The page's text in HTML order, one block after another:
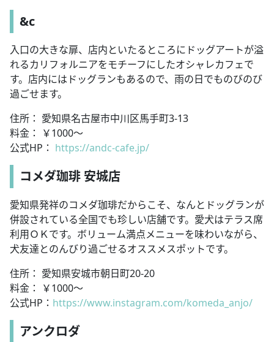
&c
入口の大きな扉、店内といたるところにドッグアートが溢
れるカリフォルニアをモチーフにしたオシャレカフェで
す。店内にはドッグランもあるので、雨の日でものびのび
過ごせます。
住所： 愛知県名古屋市中川区馬手町3-13
料金： ￥1000～
公式HP： https://andc-cafe.jp/
コメダ珈琲 安城店
愛知県発祥のコメダ珈琲だからこそ、なんとドッグランが
併設されている全国でも珍しい店舗です。愛犬はテラス席
利用ＯＫです。ボリューム満点メニューを味わいながら、
犬友達とのんびり過ごせるオススメスポットです。
住所： 愛知県安城市朝日町20-20
料金： ￥1000～
公式HP： https://www.instagram.com/komeda_anjo/
アンクロダ